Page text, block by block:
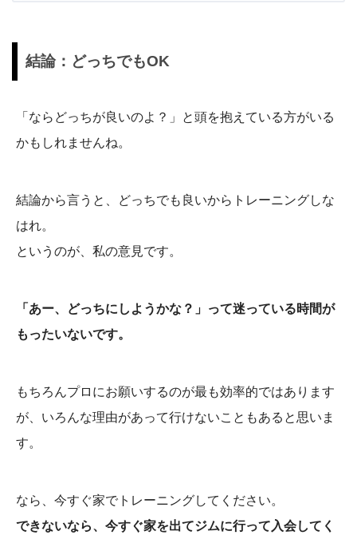
結論：どっちでもOK
「ならどっちが良いのよ？」と頭を抱えている方がいる
かもしれませんね。
結論から言うと、どっちでも良いからトレーニングしな
はれ。
というのが、私の意見です。
「あー、どっちにしようかな？」って迷っている時間が
もったいないです。
もちろんプロにお願いするのが最も効率的ではあります
が、いろんな理由があって行けないこともあると思いま
す。
なら、今すぐ家でトレーニングしてください。
できないなら、今すぐ家を出てジムに行って入会してく